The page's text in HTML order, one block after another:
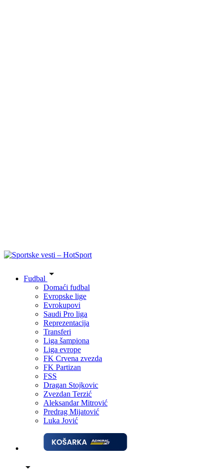
Fudbal
Domaći fudbal
Evropske lige
Evrokupovi
Saudi Pro liga
Reprezentacija
Transferi
Liga šampiona
Liga evrope
FK Crvena zvezda
FK Partizan
FSS
Dragan Stojkovic
Zvezdan Terzić
Aleksandar Mitrović
Predrag Mijatović
Luka Jović